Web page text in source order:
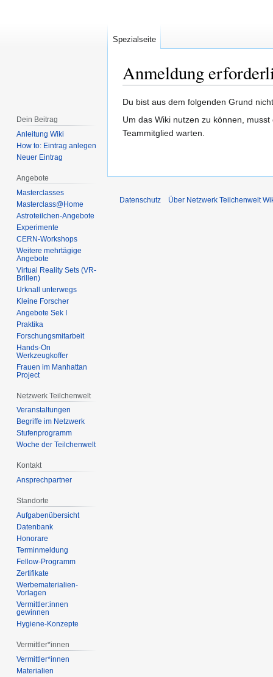
Anmeldung
Zur
Navigation
springen
Zur
Suche
springen
Du bist aus dem folgenden Grund
Um das Wiki nutzen zu können,
Teammitglied warten.
Spezialseite
Dein Beitrag
Anleitung Wiki
How to: Eintrag anlegen
Neuer Eintrag
Angebote
Masterclasses
Masterclass@Home
Astroteilchen-Angebote
Experimente
CERN-Workshops
Weitere mehrtägige
Angebote
Virtual Reality Sets (VR-
Brillen)
Urknall unterwegs
Kleine Forscher
Angebote Sek I
Praktika
Forschungsmitarbeit
Hands-On
Werkzeugkoffer
Frauen im Manhattan
Project
Netzwerk Teilchenwelt
Veranstaltungen
Begriffe im Netzwerk
Stufenprogramm
Woche der Teilchenwelt
Kontakt
Ansprechpartner
Standorte
Aufgabenübersicht
Datenbank
Honorare
Terminmeldung
Fellow-Programm
Zertifikate
Werbematerialien-
Vorlagen
Vermittler:innen
gewinnen
Hygiene-Konzepte
Vermittler*innen
Vermittler*innen
Materialien
Datenschutz Über Netzwerk Teilchenwelt